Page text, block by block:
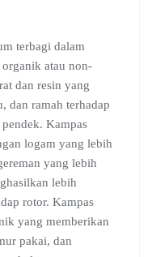
terbagi dalam
atau non-
dan resin yang
dan ramah terhadap
Kampas
logam yang lebih
yang lebih
lebih
rotor. Kampas
yang memberikan
pakai, dan